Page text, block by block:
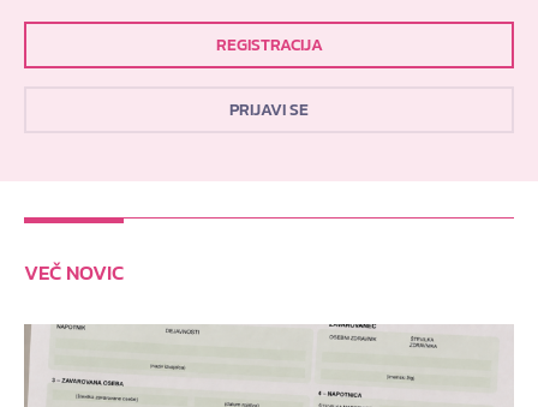
REGISTRACIJA
PRIJAVI SE
VEČ NOVIC